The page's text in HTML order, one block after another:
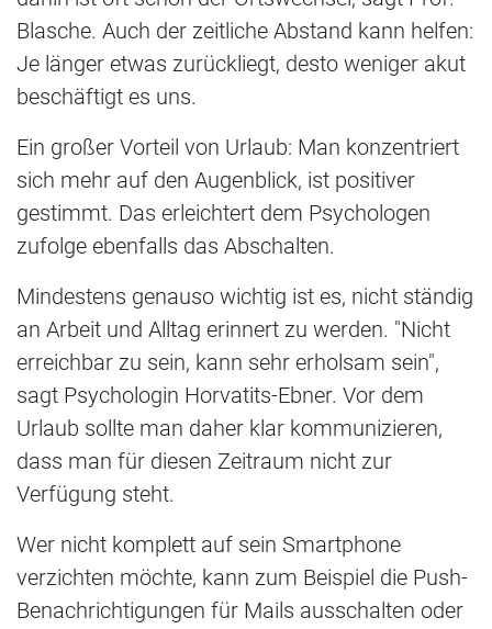
Blasche. Auch der zeitliche Abstand kann helfen:
Je länger etwas zurückliegt, desto weniger akut
beschäftigt es uns.
Ein großer Vorteil von Urlaub: Man konzentriert
sich mehr auf den Augenblick, ist positiver
gestimmt. Das erleichtert dem Psychologen
zufolge ebenfalls das Abschalten.
Mindestens genauso wichtig ist es, nicht ständig
an Arbeit und Alltag erinnert zu werden. "Nicht
erreichbar zu sein, kann sehr erholsam sein",
sagt Psychologin Horvatits-Ebner. Vor dem
Urlaub sollte man daher klar kommunizieren,
dass man für diesen Zeitraum nicht zur
Verfügung steht.
Wer nicht komplett auf sein Smartphone
verzichten möchte, kann zum Beispiel die Push-
Benachrichtigungen für Mails ausschalten oder